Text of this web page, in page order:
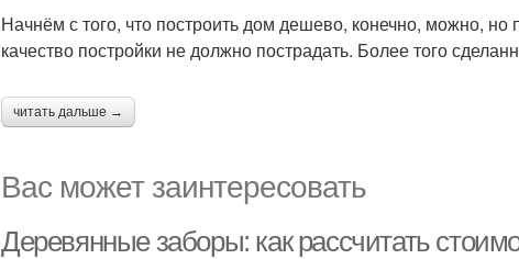
Начнём с того, что построить дом дешево, конечно, можно,
качество постройки не должно пострадать. Более того
читать дальше →
Вас может заинтересовать
Деревянные заборы: как рассчитать